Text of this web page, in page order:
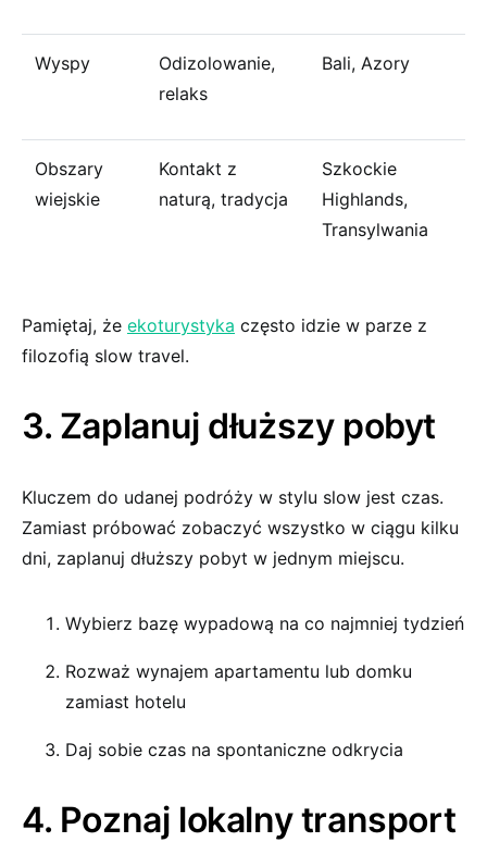
Wyspy
Odizolowanie,
relaks
Bali, Azory
Obszary
wiejskie
Kontakt z
naturą, tradycja
Szkockie
Highlands,
Transylwania
Pamiętaj, że ekoturystyka często idzie w parze z
filozofią slow travel.
3. Zaplanuj dłuższy pobyt
Kluczem do udanej podróży w stylu slow jest czas.
Zamiast próbować zobaczyć wszystko w ciągu kilku
dni, zaplanuj dłuższy pobyt w jednym miejscu.
Wybierz bazę wypadową na co najmniej tydzień
Rozważ wynajem apartamentu lub domku
zamiast hotelu
Daj sobie czas na spontaniczne odkrycia
4. Poznaj lokalny transport